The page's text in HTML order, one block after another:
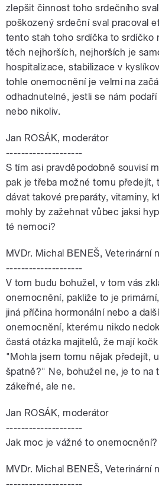
zlepšit činnost toho srdečního
poškozený srdeční sval pracoval
tento stah toho srdíčka to srdíčko
těch nejhorších, nejhorších je
hospitalizace, stabilizace v
tohle onemocnění je velmi na
odhadnutelné, jestli se nám
nebo nikoliv.
Jan ROSÁK, moderátor
--------------------
S tím asi pravděpodobně souvisí
pak je třeba možné tomu předejít,
dávat takové preparáty, vitaminy,
mohly by zažehnat vůbec jaksi
té nemoci?
MVDr. Michal BENEŠ, Veterinární
--------------------
V tom budu bohužel, v tom vás
onemocnění, pakliže to je
jiná příčina hormonální nebo a
onemocnění, kterému nikdo
častá otázka majitelů, že mají
"Mohla jsem tomu nějak předejít,
špatně?" Ne, bohužel ne, je to na
zákeřné, ale ne.
Jan ROSÁK, moderátor
--------------------
Jak moc je vážné to onemocnění?
MVDr. Michal BENEŠ, Veterinární
--------------------